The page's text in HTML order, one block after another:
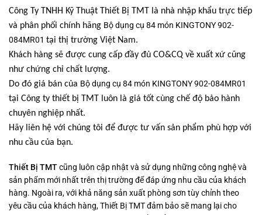
Công Ty TNHH Kỹ Thuật Thiết Bị TMT là nhà nhập khẩu trực tiếp
và phân phối chính hãng Bộ dụng cụ 84 món KINGTONY 902-
084MR01 tại thị trường Việt Nam.
Khách hàng sẽ được cung cấp đầy đủ CO&CQ về xuất xứ cũng
như chứng chỉ chất lượng.
Do đó giá bán của Bộ dụng cụ 84 món KINGTONY 902-084MR01
tại Công ty thiết bị TMT luôn là giá tốt cùng chế độ bảo hành
chuyên nghiệp nhất.
Hãy liên hệ với chúng tôi để được tư vấn sản phẩm phù hợp với
nhu cầu của bạn.
Thiết Bị TMTcũng luôn cập nhật và sử dụng những công nghệ và
sản phẩm mới nhất trên thị trường để đáp ứng nhu cầu của khách
hàng. Ngoài ra, với khả năng sản xuất phòng sơn tùy chỉnh theo
yêu cầu của khách hàng, Thiết Bị TMT đảm bảo sẽ mang lại cho